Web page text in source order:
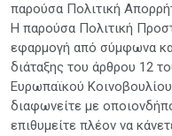
παρούσα Πολιτική
Η παρούσα Πολιτική
εφαρμογή από σύμφωνα
διάταξης του άρθρου 12
Ευρωπαϊκού
διαφωνείτε με
επιθυμείτε πλέον να